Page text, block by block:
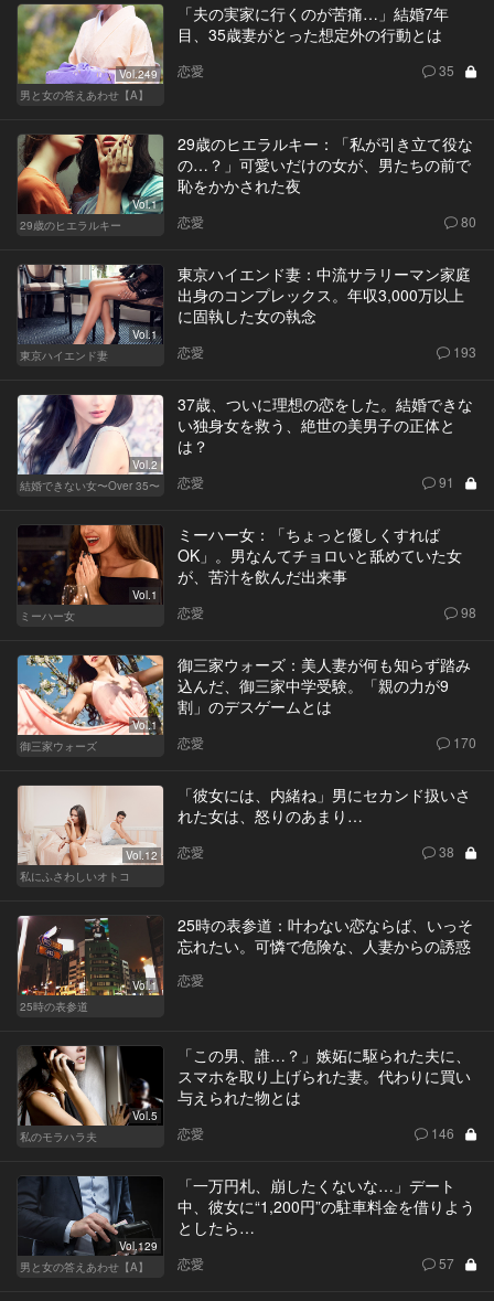
Vol.249
男と女の答えあわせ【A】
「夫の実家に行くのが苦痛…」結婚7年
目、35歳妻がとった想定外の行動とは
恋愛 35
Vol.1
29歳のヒエラルキー
29歳のヒエラルキー：「私が引き立て役な
の…？」可愛いだけの女が、男たちの前で
恥をかかされた夜
恋愛 80
Vol.1
東京ハイエンド妻
東京ハイエンド妻：中流サラリーマン家庭
出身のコンプレックス。年収3,000万以上
に固執した女の執念
恋愛 193
Vol.2
結婚できない女〜Over 35〜
37歳、ついに理想の恋をした。結婚できな
い独身女を救う、絶世の美男子の正体と
は？
恋愛 91
Vol.1
ミーハー女
ミーハー女：「ちょっと優しくすれば
OK」。男なんてチョロいと舐めていた女
が、苦汁を飲んだ出来事
恋愛 98
Vol.1
御三家ウォーズ
御三家ウォーズ：美人妻が何も知らず踏み
込んだ、御三家中学受験。「親の力が9
割」のデスゲームとは
恋愛 170
Vol.12
私にふさわしいオトコ
「彼女には、内緒ね」男にセカンド扱いさ
れた女は、怒りのあまり…
恋愛 38
Vol.1
25時の表参道
25時の表参道：叶わない恋ならば、いっそ
忘れたい。可憐で危険な、人妻からの誘惑
恋愛
Vol.5
私のモラハラ夫
「この男、誰…？」嫉妬に駆られた夫に、
スマホを取り上げられた妻。代わりに買い
与えられた物とは
恋愛 146
Vol.129
男と女の答えあわせ【A】
「一万円札、崩したくないな…」デート
中、彼女に“1,200円”の駐車料金を借りよう
としたら…
恋愛 57